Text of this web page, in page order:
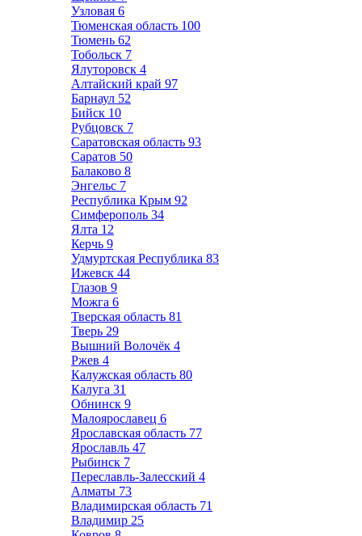
Узловая 6
Тюменская область 100
Тюмень 62
Тобольск 7
Ялуторовск 4
Алтайский край 97
Барнаул 52
Бийск 10
Рубцовск 7
Саратовская область 93
Саратов 50
Балаково 8
Энгельс 7
Республика Крым 92
Симферополь 34
Ялта 12
Керчь 9
Удмуртская Республика 83
Ижевск 44
Глазов 9
Можга 6
Тверская область 81
Тверь 29
Вышний Волочёк 4
Ржев 4
Калужская область 80
Калуга 31
Обнинск 9
Малоярославец 6
Ярославская область 77
Ярославль 47
Рыбинск 7
Переславль-Залесский 4
Алматы 73
Владимирская область 71
Владимир 25